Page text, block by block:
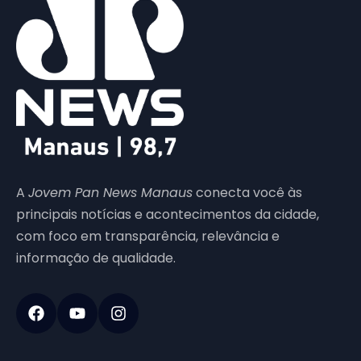
A Jovem Pan News Manausconecta você às
principais notícias e acontecimentos da cidade,
com foco em transparência, relevância e
informação de qualidade.